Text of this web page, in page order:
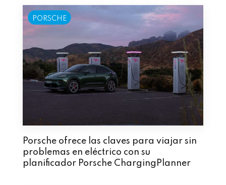
PORSCHE
Porsche ofrece las claves para viajar sin
problemas en eléctrico con su
planificador Porsche ChargingPlanner